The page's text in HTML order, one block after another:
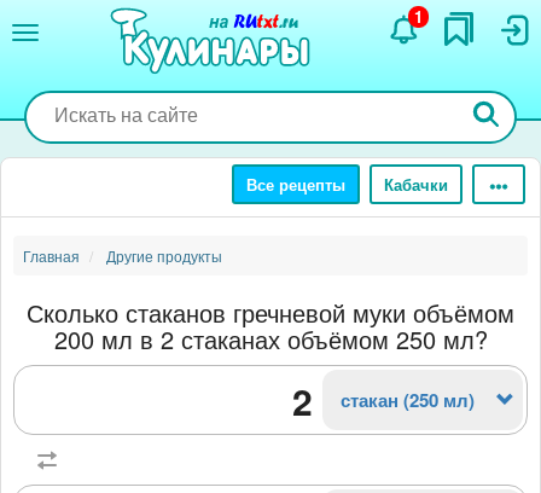
содержанию
1
Все рецепты Кабачки
Главная Другие продукты
Сколько стаканов гречневой муки объёмом
200 мл в 2 стаканах объёмом 250 мл?
стакан (250 мл)